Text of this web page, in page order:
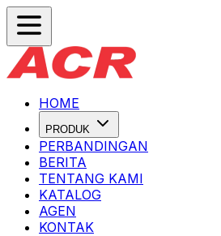
HOME
PRODUK
PERBANDINGAN
BERITA
TENTANG KAMI
KATALOG
AGEN
KONTAK